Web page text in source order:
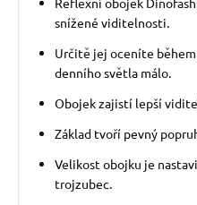
snížené viditelnosti.
Určitě jej oceníte
denního světla málo.
Obojek zajistí lepší
Základ tvoří pevný
Velikost obojku je
trojzubec.